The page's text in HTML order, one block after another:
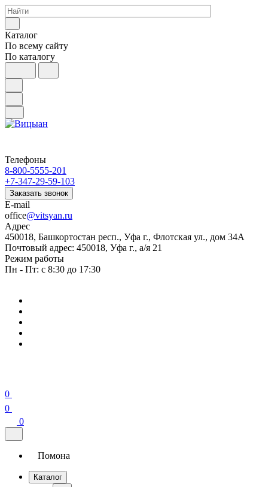
Каталог
По всему сайту
По каталогу
Телефоны
8-800-5555-201
+7-347-29-59-103
Заказать звонок
E-mail
office@vitsyan.ru
Адрес
450018, Башкортостан респ., Уфа г., Флотская ул., дом 34А
Почтовый адрес: 450018, Уфа г., а/я 21
Режим работы
Пн - Пт: с 8:30 до 17:30
0
0
0
Помона
Каталог